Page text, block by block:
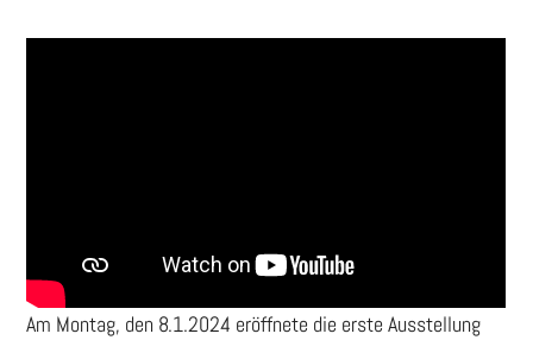
Am Montag, den 8.1.2024 eröffnete die erste Ausstellung